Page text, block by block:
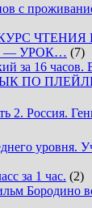
с
ЧТЕНИЯ
— УРОК… (7)
за 16 часов.
ПО
2. Россия.
уровня.
за 1 час. (2)
Бородино